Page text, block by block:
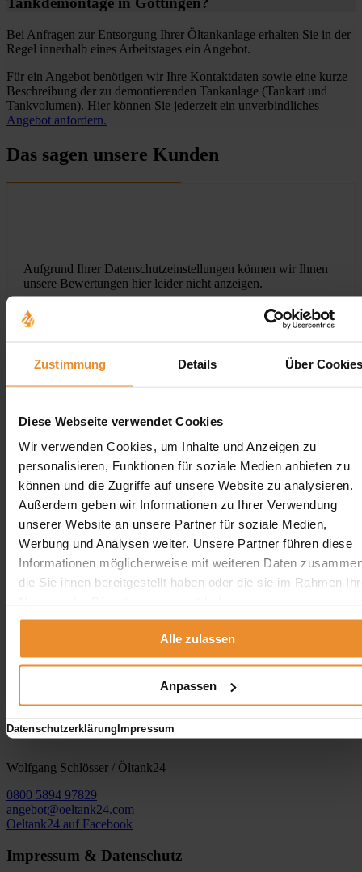
Zustimmung Details Über
Diese Webseite verwendet Cookies
Wir verwenden Cookies, um Inhalte und Anzeigen zu
personalisieren, Funktionen für soziale Medien anbieten zu
können und die Zugriffe auf unsere Website zu analysieren.
Außerdem geben wir Informationen zu Ihrer Verwendung
unserer Website an unsere Partner für soziale Medien,
Werbung und Analysen weiter. Unsere Partner führen diese
Informationen möglicherweise mit weiteren Daten
die Sie ihnen bereitgestellt haben oder die sie im Rahmen
Alle zulassen
Anpassen
DatenschutzerklärungImpressum
Bei Anfragen zur Entsorgung Ihrer Öltankanlage erhalten Sie in der
Regel innerhalb eines Arbeitstages ein Angebot.
Für ein Angebot benötigen wir Ihre Kontaktdaten sowie eine kurze
Beschreibung der zu demontierenden Tankanlage (Tankart und
Tankvolumen). Hier können Sie jederzeit ein unverbindliches
Angebot anfordern.
Das sagen unsere Kunden
Aufgrund Ihrer Datenschutzeinstellungen können wir Ihnen
unsere Bewertungen hier leider nicht anzeigen.
Klicken Sie hier um Ihre Einstellungen zu bearbeiten.
hier!
Wir freuen uns auf Ihre Anfrage und senden Ihnen
gerne ein unverbindliches Angebot!
Aufgrund Ihrer Datenschutzeinstellungen können wir Ihnen
unsere ProvenExpert Bewertungen hier leider nicht anzeigen.
Kontakt
Wolfgang Schlösser / Öltank24
0800 5894 97829
angebot@oeltank24.com
Oeltank24 auf Facebook
Impressum & Datenschutz